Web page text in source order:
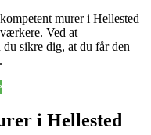
murer i Hellested
Ved at
sikre dig, at du får den
i Hellested